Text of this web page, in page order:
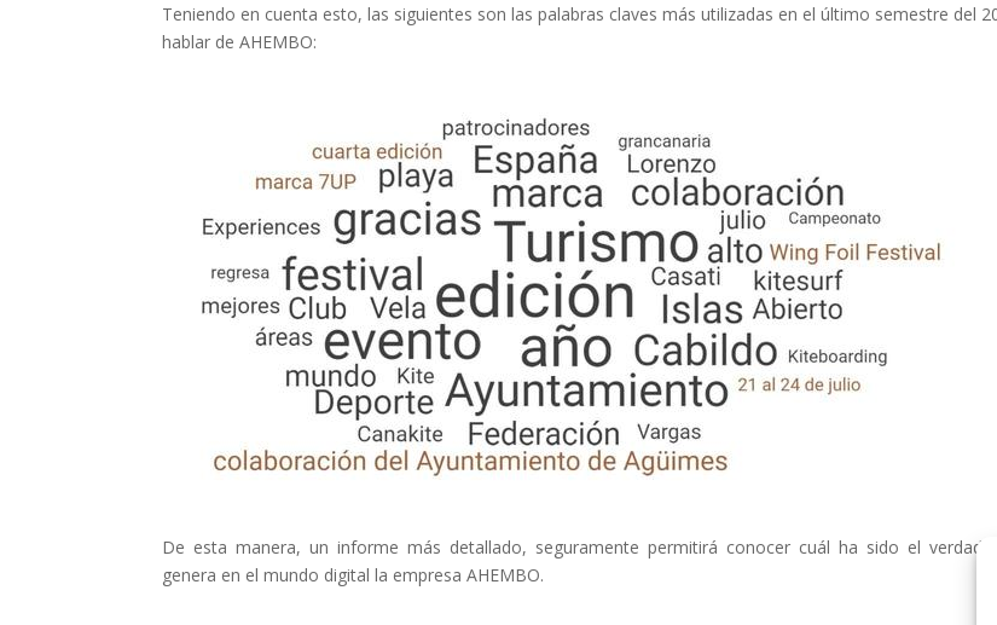
Teniendo en cuenta esto, las siguientes son las palabras claves más utilizadas en el último semestre del
hablar de AHEMBO:
De esta manera, un informe más detallado, seguramente permitirá conocer cuál ha sido el
genera en el mundo digital la empresa AHEMBO.